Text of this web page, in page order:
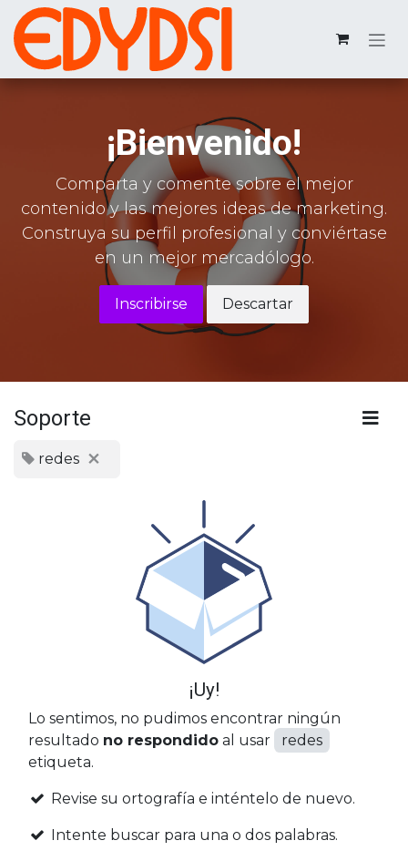
Ir al contenido
¡Bienvenido!
Comparta y comente sobre el mejor
contenido y las mejores ideas de marketing.
Construya su perfil profesional y conviértase
en un mejor mercadólogo.
Inscribirse Descartar
Soporte
redes
¡Uy!
Lo sentimos, no pudimos encontrar ningún
resultado no respondido al usar
redes
etiqueta.
Revise su ortografía e inténtelo de nuevo.
Intente buscar para una o dos palabras.